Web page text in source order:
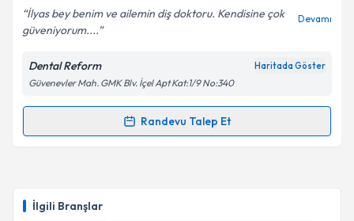
İlgili Branşlar
kapsamda işlenmesini kabul ediyorum.
Takvim Talebini Gönder
İlyas bey benim ve ailemin diş doktoru. Kendisine çok
güveniyorum....
Devamı
Dental Reform Haritada Göster
Güvenevler Mah. GMK Blv. İçel Apt Kat:1/9 No:340
Randevu Talep Et
Randevu Takvimi Talebi
takvim hazırlandığında e-posta ile bilgilendireceğiz.